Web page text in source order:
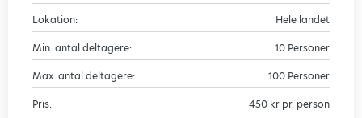
Lokation: Hele landet
Min. antal deltagere: 10 Personer
Max. antal deltagere: 100 Personer
Pris: 450 kr pr. person